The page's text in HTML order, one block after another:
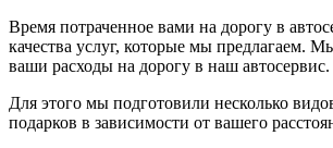
Время потраченное вами на дорогу в
качества услуг, которые мы предлагаем.
ваши расходы на дорогу в наш автосервис.
Для этого мы подготовили несколько
подарков в зависимости от вашего